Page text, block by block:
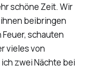
schöne Zeit. Wir
beibringen
schauten
vieles von
zwei Nächte bei